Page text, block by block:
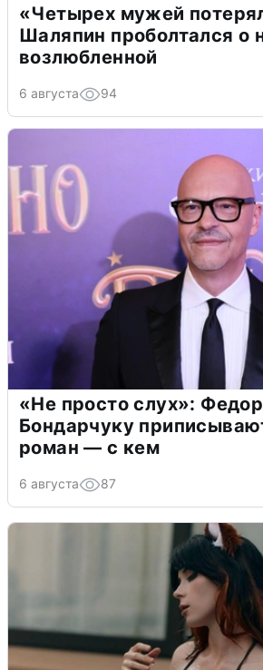
«Четырех мужей
Шаляпин проболтался о
возлюбленной
6 августа 94
«Не просто слух»:
Бондарчуку
роман — с кем
6 августа 87